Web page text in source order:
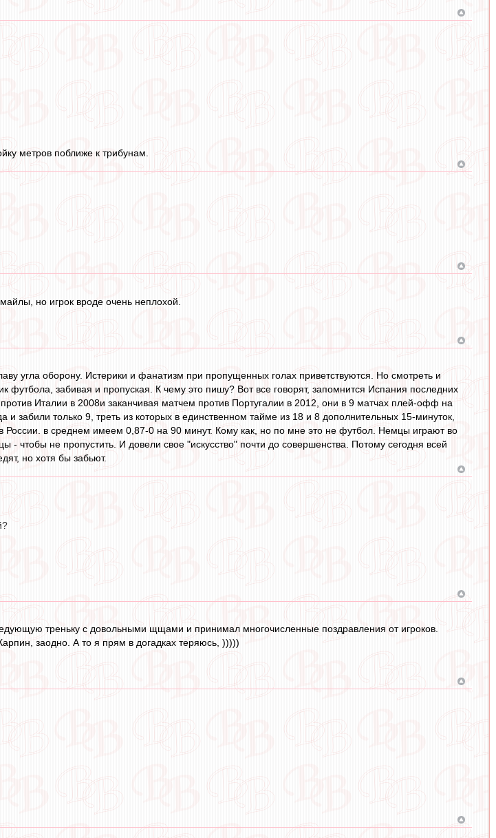
метров поближе к трибунам.
но игрок вроде очень неплохой.
угла оборону. Истерики и фанатизм при пропущенных голах приветствуются. Но смотреть и
футбола, забивая и пропуская. К чему это пишу? Вот все говорят, запомнится Испания последних
Италии в 2008и заканчивая матчем против Португалии в 2012, они в 9 матчах плей-офф на
и забили только 9, треть из которых в единственном тайме из 18 и 8 дополнительных 15-минуток,
России. в среднем имеем 0,87-0 на 90 минут. Кому как, но по мне это не футбол. Немцы играют во
- чтобы не пропустить. И довели свое "искусство" почти до совершенства. Потому сегодня всей
но хотя бы забьют.
треньку с довольными щщами и принимал многочисленные поздравления от игроков.
заодно. А то я прям в догадках теряюсь, )))))